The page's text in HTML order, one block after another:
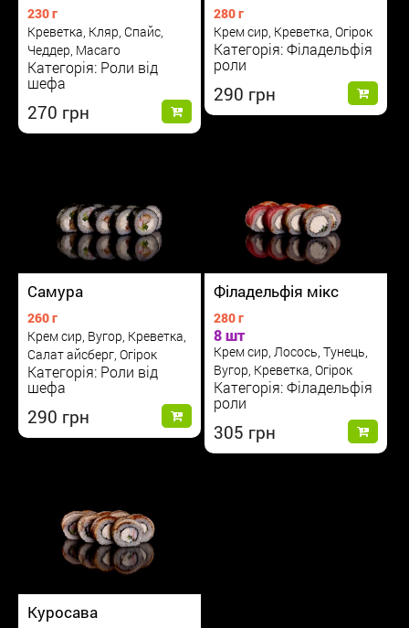
230 г
Креветка, Кляр, Спайс,
Чеддер, Масаго
Категорія: Роли від
шефа
270
280 г
Крем сир, Креветка, Огірок
Категорія: Філадельфія
роли
290
Самура
260 г
Крем сир, Вугор, Креветка,
Салат айсберг, Огірок
Категорія: Роли від
шефа
290
Філадельфія мікс
280 г
8 шт
Крем сир, Лосось, Тунець,
Вугор, Креветка, Огірок
Категорія: Філадельфія
роли
305
Куросава